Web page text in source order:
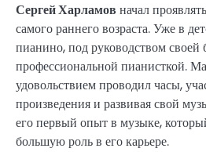
Сергей Харламов начал
самого раннего возраста. Уже в
пианино, под руководством своей
профессиональной пианисткой.
удовольствием проводил часы,
произведения и развивая свой
его первый опыт в музыке,
большую роль в его карьере.